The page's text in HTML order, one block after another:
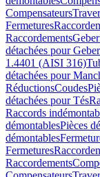
Compensateurs
Fermetures
Raccordements
détachées pour
1.4401 (AISI 316)
détachées pour
RéductionsCoudes
détachées pour Tés
Raccords
démontablesPièces
démontables
Fermetures
Raccordements